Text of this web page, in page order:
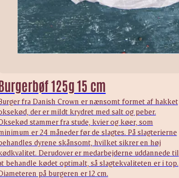
125g 15 cm
fra Danish Crown er nænsomt formet af hakket
der er mildt krydret med salt og peber.
stammer fra stude, kvier og køer, som
er 24 måneder før de slagtes. På slagterierne
dyrene skånsomt, hvilket sikrer en høj
Derudover er medarbejderne uddannede til
behandle kødet optimalt, så slagtekvaliteten er i top.
på burgeren er 12 cm.